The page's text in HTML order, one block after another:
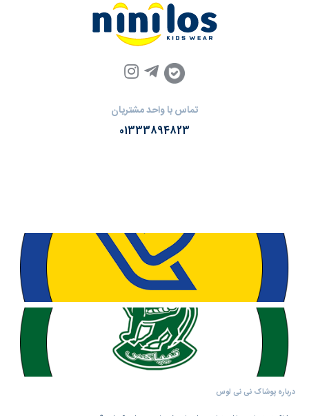
تماس با واحد مشتریان
01333894823
درباره پوشاک نی نی لوس